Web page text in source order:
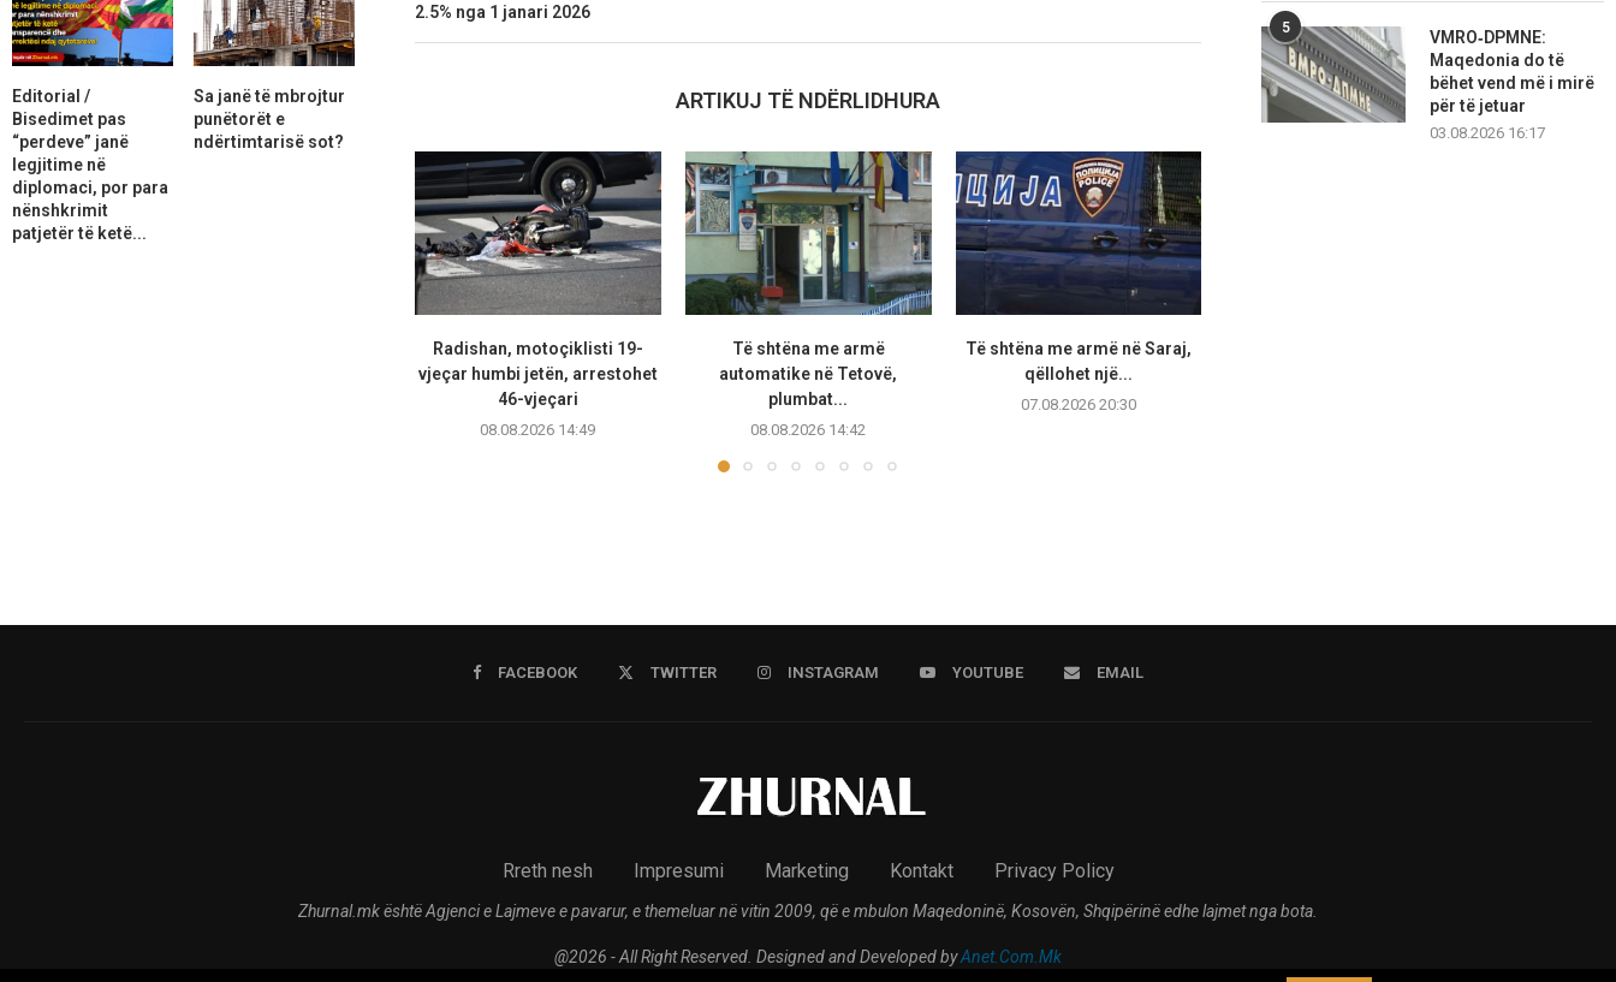
2.5% nga 1 janari 2026
ARTIKUJ TË NDËRLIDHURA
Radishan, motoçiklisti 19-
vjeçar humbi jetën, arrestohet
46-vjeçari
08.08.2026 14:49
Të shtëna me armë
automatike në Tetovë,
plumbat...
08.08.2026 14:42
Të shtëna me armë në Saraj,
qëllohet një...
07.08.2026 20:30
5
VMRO‑DPMNE:
Maqedonia do të
bëhet vend më i mirë
për të jetuar
03.08.2026 16:17
Editorial /
Bisedimet pas
“perdeve” janë
legjitime në
diplomaci, por para
nënshkrimit
patjetër të ketë...
Sa janë të mbrojtur
punëtorët e
ndërtimtarisë sot?
FACEBOOK TWITTER INSTAGRAM YOUTUBE EMAIL
Rreth nesh Impresumi Marketing Kontakt Privacy Policy
Zhurnal.mk është Agjenci e Lajmeve e pavarur, e themeluar në vitin 2009, që e mbulon Maqedoninë, Kosovën, Shqipërinë edhe lajmet nga bota.
@2026 - All Right Reserved. Designed and Developed byAnet.Com.Mk